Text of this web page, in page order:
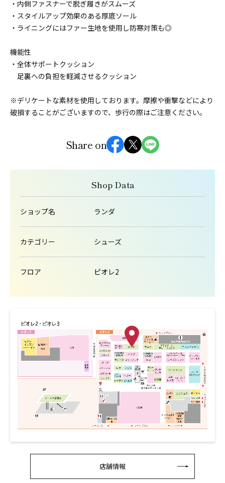
・内側ファスナーで脱ぎ履きがスムーズ
・スタイルアップ効果のある厚底ソール
・ライニングにはファー生地を使用し防寒対策も◎
機能性
・全体サポートクッション
足裏への負担を軽減させるクッション
※デリケートな素材を使用しております。摩擦や衝撃などにより
破損することがございますので、歩行の際はご注意ください。
Share on
Shop Data
ショップ名 ランダ
カテゴリー シューズ
フロア ピオレ2
店舗情報